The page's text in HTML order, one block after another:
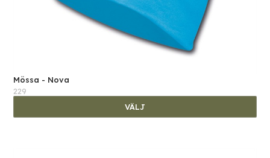
Mössa - Nova
229
VÄLJ